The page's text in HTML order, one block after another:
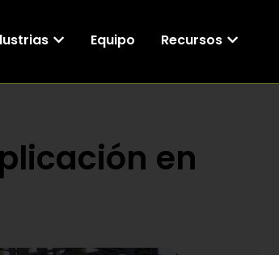
Equipo Recursos
en